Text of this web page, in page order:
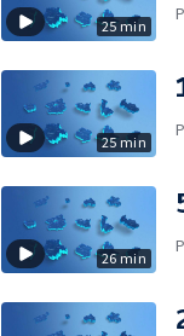
25 min
25 min
26 min